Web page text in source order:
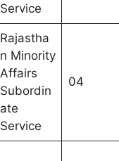
Service
Rajastha
n Minority
Affairs
Subordin
ate
Service
04